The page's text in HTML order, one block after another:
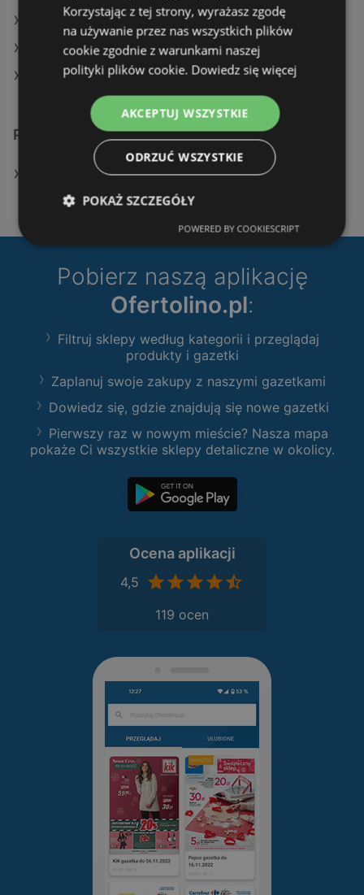
Oferty KiK
Aktualne gazetki KiK
Sklepy CCC w Police
Podobne sklepy detaliczne
Pobierz naszą aplikację
Ofertolino.pl:
Filtruj sklepy według kategorii i przeglądaj
produkty i gazetki
Zaplanuj swoje zakupy z naszymi gazetkami
Dowiedz się, gdzie znajdują się nowe gazetki
Pierwszy raz w nowym mieście? Nasza mapa
pokaże Ci wszystkie sklepy detaliczne w okolicy.
Ocena aplikacji
4,5
119 ocen
Korzystając z tej strony, wyrażasz zgodę
na używanie przez nas wszystkich plików
cookie zgodnie z warunkami naszej
polityki plików cookie. Dowiedz się więcej
AKCEPTUJ WSZYSTKIE
ODRZUĆ WSZYSTKIE
POKAŻ SZCZEGÓŁY
POWERED BY COOKIESCRIPT